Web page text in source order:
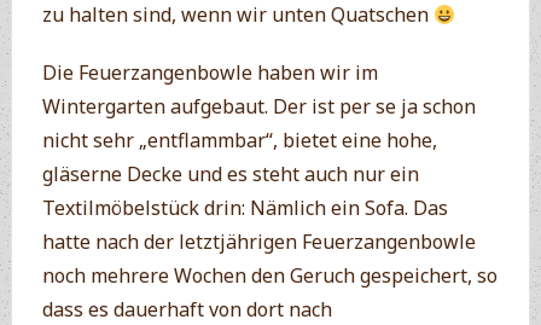
zu halten sind, wenn wir unten Quatschen
Die Feuerzangenbowle haben wir im
Wintergarten aufgebaut. Der ist per se ja schon
nicht sehr „entflammbar“, bietet eine hohe,
gläserne Decke und es steht auch nur ein
Textilmöbelstück drin: Nämlich ein Sofa. Das
hatte nach der letztjährigen Feuerzangenbowle
noch mehrere Wochen den Geruch gespeichert, so
dass es dauerhaft von dort nach